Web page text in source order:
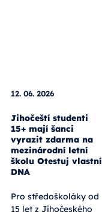
12. 06. 2026
Jihočeští studenti
15+ mají šanci
vyrazit zdarma na
mezinárodní letní
školu Otestuj vlastní
DNA
Pro středoškoláky od
15 let z Jihočeského